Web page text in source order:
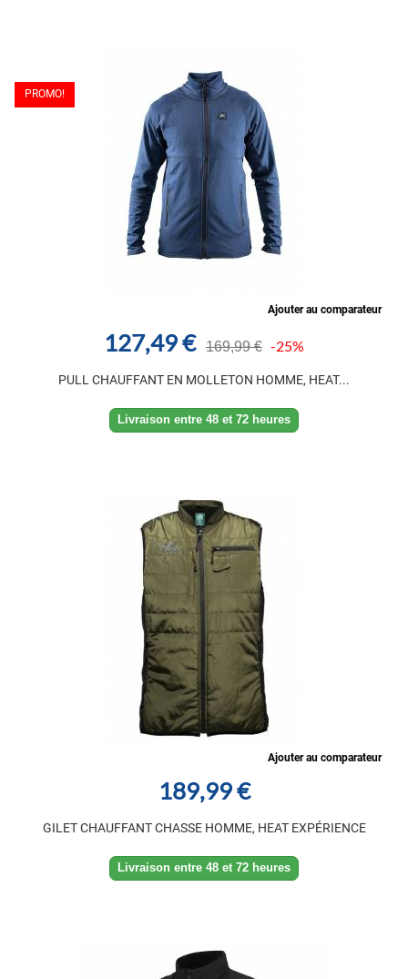
PROMO!
Ajouter au comparateur
127,49 € 169,99 € -25%
PULL CHAUFFANT EN MOLLETON HOMME, HEAT...
Livraison entre 48 et 72 heures
Ajouter au comparateur
189,99 €
GILET CHAUFFANT CHASSE HOMME, HEAT EXPÉRIENCE
Livraison entre 48 et 72 heures